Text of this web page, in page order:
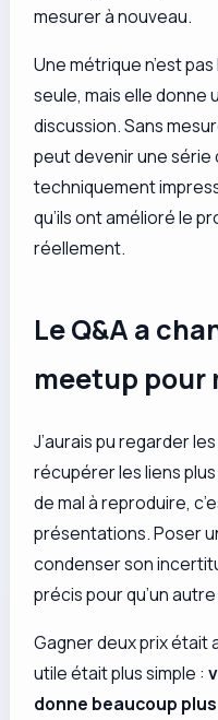
mesurer à nouveau.
Une métrique n’est
seule, mais elle donne
discussion. Sans
peut devenir une série
techniquement
qu’ils ont amélioré le
réellement.
Le Q&A a
meetup pour
J’aurais pu regarder
récupérer les liens
de mal à reproduire,
présentations. Poser
condenser son
précis pour qu’un
Gagner deux prix était
utile était plus simple :
donne beaucoup